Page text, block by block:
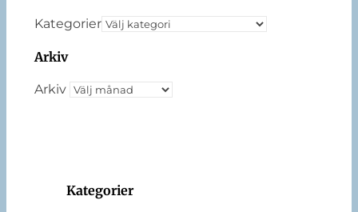
Kategorier
Arkiv
Arkiv
Kategorier